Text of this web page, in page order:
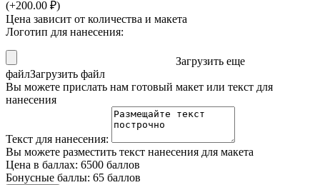
(+200.00 ₽)
Цена зависит от количества и макета
Логотип для нанесения:
Загрузить еще
файлЗагрузить файл
Вы можете прислать нам готовый макет или текст для
нанесения
Текст для нанесения:
Вы можете разместить текст нанесения для макета
Цена в баллах: 6500 баллов
Бонусные баллы: 65 баллов